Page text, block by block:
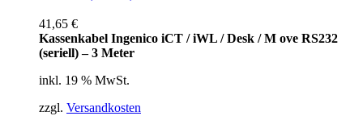
41,65 €
Kassenkabel Ingenico iCT / iWL / Desk / M ove RS232
(seriell) – 3 Meter
inkl. 19 % MwSt.
zzgl. Versandkosten